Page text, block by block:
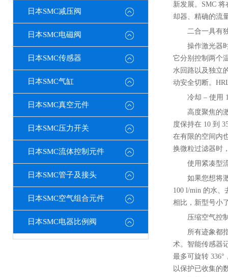
日本SMC减压阀
日本SMC电磁阀
日本SMC传感器
日本SMC气缸
日本SMC真空元件
日本SMC压力开关
日本SMC流体控制元件
日本SMC管子及接头
日本SMC空气组合元件
日本SMC电器比例阀
新发展。SMC
却器、精确的流
二合一具有
操作激光器
它分别控制两个
水回路以及独立
动安全切断。
冷却 – 使用
高度聚焦的
度保持在 10 到
在有限的空间内
换微粒过滤器时
使用紧凑型
如果您想将
100 l/min 的水、
相比，新型号小
压缩空气控
所有迹象都
术。智能传感器
最多可旋转
以保护已收集的